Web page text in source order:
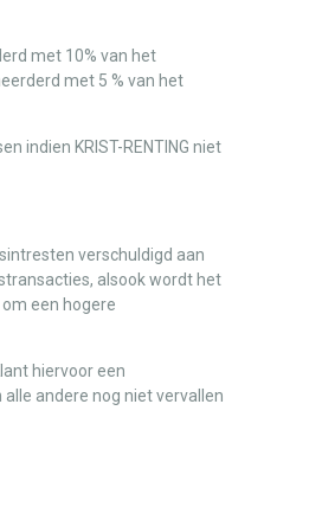
met 10% van het
met 5 % van het
indien KRIST-RENTING niet
verschuldigd aan
alsook wordt het
een hogere
hiervoor een
andere nog niet vervallen